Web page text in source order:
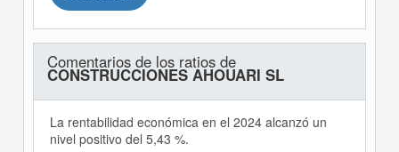
Comentarios de los ratios de
CONSTRUCCIONES AHOUARI SL
La rentabilidad económica en el 2024 alcanzó un
nivel positivo del 5,43 %.